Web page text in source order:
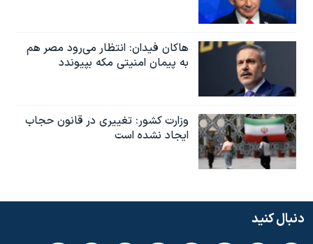
هاکان فیدان: انتظار می‌رود مصر هم
به پیمان امنیتی مکه بپیوندد
وزارت کشور: تغییری در قانون حجاب
ایجاد نشده است
دنبال کنید